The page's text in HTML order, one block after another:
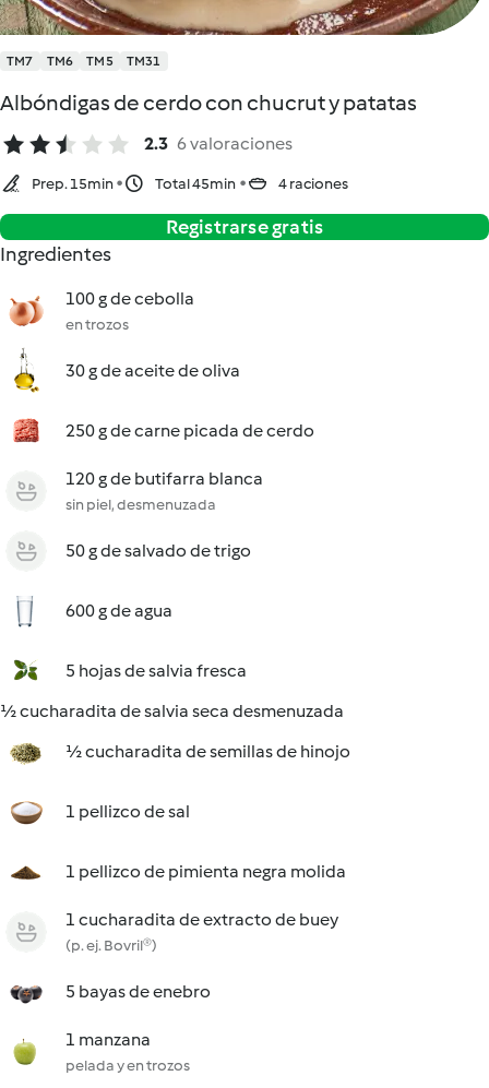
TM7 TM6 TM5 TM31
Albóndigas de cerdo con chucrut y patatas
2.3 6 valoraciones
Prep. 15min Total 45min 4 raciones
Registrarse gratis
Ingredientes
100 g de cebolla
en trozos
30 g de aceite de oliva
250 g de carne picada de cerdo
120 g de butifarra blanca
sin piel, desmenuzada
50 g de salvado de trigo
600 g de agua
5 hojas de salvia fresca
½ cucharadita de salvia seca desmenuzada
½ cucharadita de semillas de hinojo
1 pellizco de sal
1 pellizco de pimienta negra molida
1 cucharadita de extracto de buey
(p. ej. Bovril®)
5 bayas de enebro
1 manzana
pelada y en trozos